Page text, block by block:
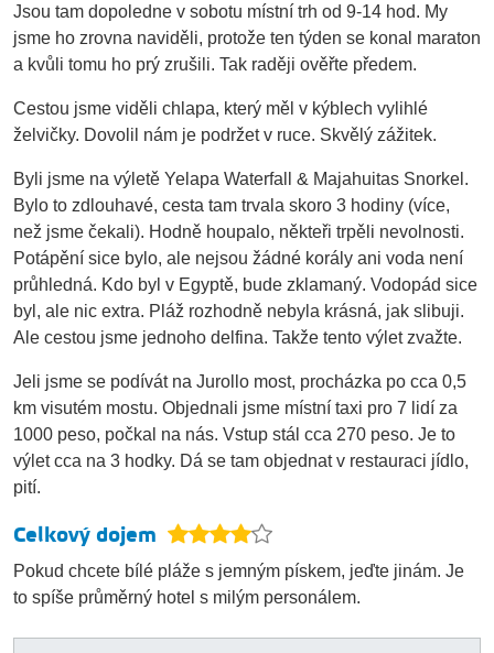
Jsou tam dopoledne v sobotu místní trh od 9-14 hod. My
jsme ho zrovna naviděli, protože ten týden se konal maraton
a kvůli tomu ho prý zrušili. Tak raději ověřte předem.
Cestou jsme viděli chlapa, který měl v kýblech vylihlé
želvičky. Dovolil nám je podržet v ruce. Skvělý zážitek.
Byli jsme na výletě Yelapa Waterfall & Majahuitas Snorkel.
Bylo to zdlouhavé, cesta tam trvala skoro 3 hodiny (více,
než jsme čekali). Hodně houpalo, někteři trpěli nevolnosti.
Potápění sice bylo, ale nejsou žádné korály ani voda není
průhledná. Kdo byl v Egyptě, bude zklamaný. Vodopád sice
byl, ale nic extra. Pláž rozhodně nebyla krásná, jak slibuji.
Ale cestou jsme jednoho delfina. Takže tento výlet zvažte.
Jeli jsme se podívát na Jurollo most, procházka po cca 0,5
km visutém mostu. Objednali jsme místní taxi pro 7 lidí za
1000 peso, počkal na nás. Vstup stál cca 270 peso. Je to
výlet cca na 3 hodky. Dá se tam objednat v restauraci jídlo,
pití.
Celkový dojem
Pokud chcete bílé pláže s jemným pískem, jeďte jinám. Je
to spíše průměrný hotel s milým personálem.